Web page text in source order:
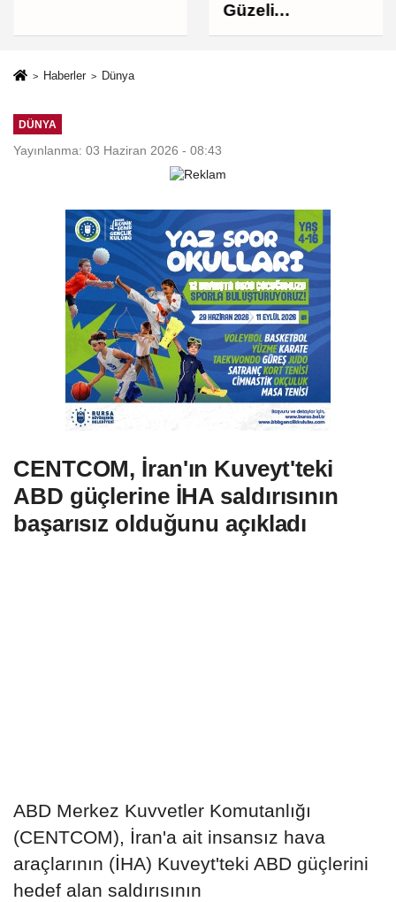
Güzeli
Osmangazi'nin
Haberler Dünya
DÜNYA
Yayınlanma: 03 Haziran 2026 - 08:43
CENTCOM, İran'ın Kuveyt'teki
ABD güçlerine İHA saldırısının
başarısız olduğunu açıkladı
ABD Merkez Kuvvetler Komutanlığı
(CENTCOM), İran'a ait insansız hava
araçlarının (İHA) Kuveyt'teki ABD güçlerini
hedef alan saldırısının